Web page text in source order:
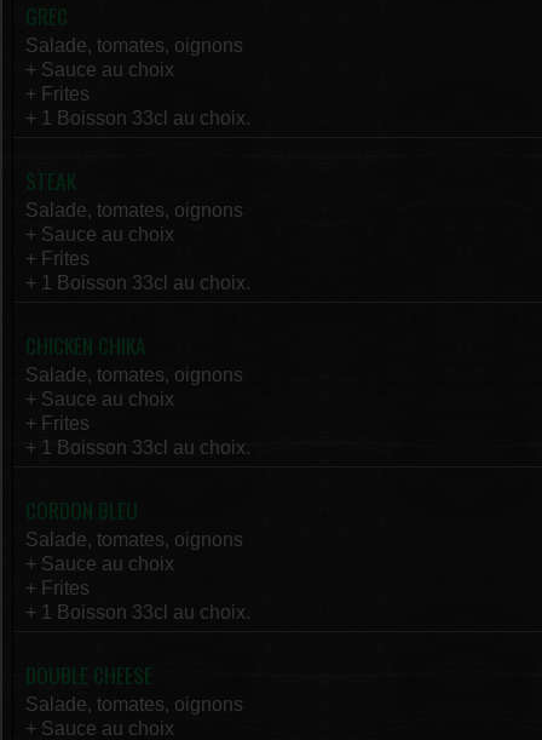
GREC
Salade, tomates, oignons
+ Sauce au choix
+ Frites
+ 1 Boisson 33cl au choix.
STEAK
Salade, tomates, oignons
+ Sauce au choix
+ Frites
+ 1 Boisson 33cl au choix.
CHICKEN CHIKA
Salade, tomates, oignons
+ Sauce au choix
+ Frites
+ 1 Boisson 33cl au choix.
CORDON BLEU
Salade, tomates, oignons
+ Sauce au choix
+ Frites
+ 1 Boisson 33cl au choix.
DOUBLE CHEESE
Salade, tomates, oignons
+ Sauce au choix